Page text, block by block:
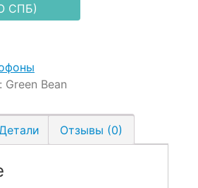
СПБ)
Green Bean
Отзывы (0)